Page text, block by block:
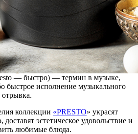
— быстро) — термин в музыке,
быстрое исполнение музыкального
отрывка.
коллекции «PRESTO» украсят
эстетическое удовольствие и
любимые блюда.